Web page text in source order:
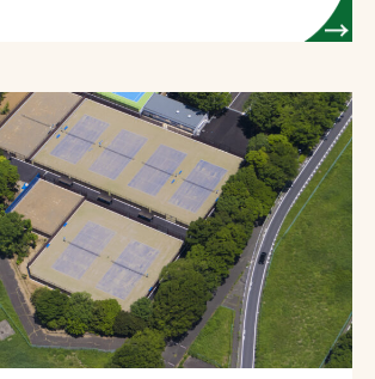
シー
アポリシー
らさや操作にお困りの方へ